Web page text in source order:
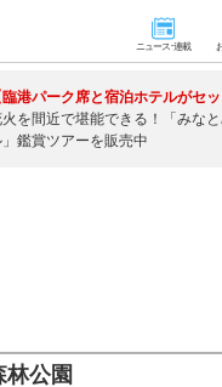
ニュース･連載
臨港パーク席と宿泊ホテルがセッ
を間近で堪能できる！「みな
」鑑賞ツアーを販売中
林公園